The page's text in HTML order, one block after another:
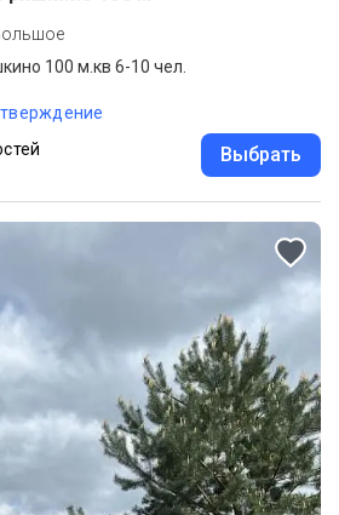
100 м.кв 6-10 чел.
Выбрать